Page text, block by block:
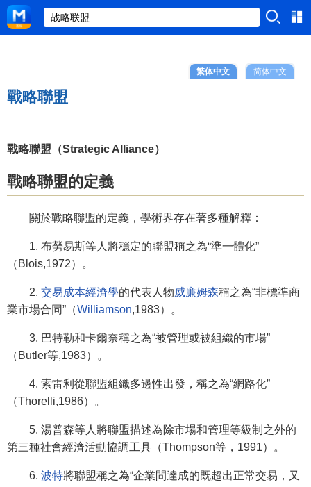
简体中文
繁体中文
戰略聯盟
戰略聯盟（Strategic Alliance）
戰略聯盟的定義
關於戰略聯盟的定義，學術界存在著多種解釋：
1. 布勞易斯等人將穩定的聯盟稱之為“準一體化”
（Blois,1972）。
2. 交易成本經濟學的代表人物威廉姆森稱之為“非標準商
業市場合同”（Williamson,1983）。
3. 巴特勒和卡爾奈稱之為“被管理或被組織的市場”
（Butler等,1983）。
4. 索雷利從聯盟組織多邊性出發，稱之為“網路化”
（Thorelli,1986）。
5. 湯普森等人將聯盟描述為除市場和管理等級制之外的
第三種社會經濟活動協調工具（Thompson等，1991）。
6. 波特將聯盟稱之為“企業間達成的既超出正常交易，又